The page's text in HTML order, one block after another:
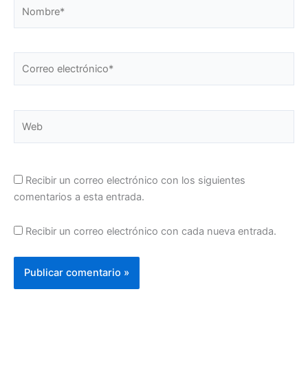
Recibir un correo electrónico con los siguientes
comentarios a esta entrada.
Recibir un correo electrónico con cada nueva entrada.